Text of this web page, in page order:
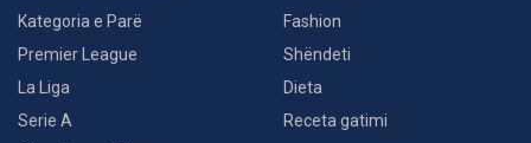
Kategoria e Parë
Premier League
La Liga
Serie A
Fashion
Shëndeti
Dieta
Receta gatimi